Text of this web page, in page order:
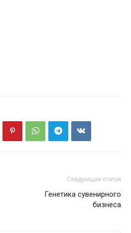
Следующая статья
Генетика сувенирного
бизнеса